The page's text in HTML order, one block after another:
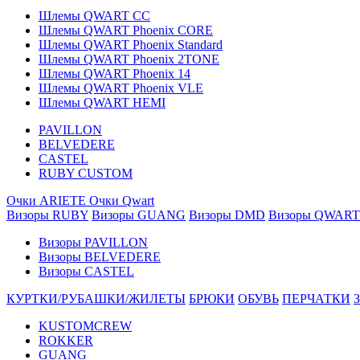
Шлемы QWART CC
Шлемы QWART Phoenix CORE
Шлемы QWART Phoenix Standard
Шлемы QWART Phoenix 2TONE
Шлемы QWART Phoenix 14
Шлемы QWART Phoenix VLE
Шлемы QWART HEMI
PAVILLON
BELVEDERE
CASTEL
RUBY CUSTOM
Очки ARIETE Очки Qwart
Визоры RUBY Визоры GUANG Визоры DMD Визоры QWART
Визоры PAVILLON
Визоры BELVEDERE
Визоры CASTEL
КУРТКИ/РУБАШКИ/ЖИЛЕТЫ БРЮКИ ОБУВЬ ПЕРЧАТКИ
KUSTOMCREW
ROKKER
GUANG